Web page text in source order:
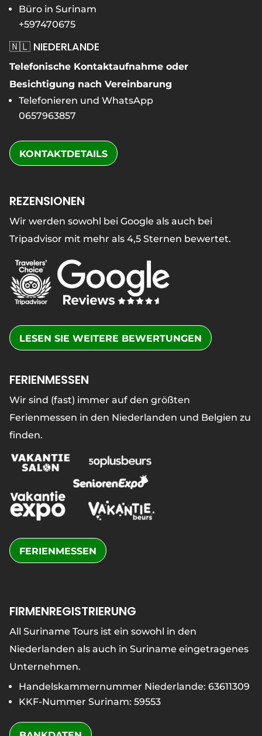
Büro in Surinam
+597470675
🇳🇱 NIEDERLANDE
Telefonische Kontaktaufnahme oder
Besichtigung nach Vereinbarung
Telefonieren und WhatsApp
0657963857
KONTAKTDETAILS
REZENSIONEN
Wir werden sowohl bei Google als auch bei
Tripadvisor mit mehr als 4,5 Sternen bewertet.
LESEN SIE WEITERE BEWERTUNGEN
FERIENMESSEN
Wir sind (fast) immer auf den größten
Ferienmessen in den Niederlanden und Belgien zu
finden.
FERIENMESSEN
FIRMENREGISTRIERUNG
All Suriname Tours ist ein sowohl in den
Niederlanden als auch in Suriname eingetragenes
Unternehmen.
Handelskammernummer Niederlande: 63611309
KKF-Nummer Surinam: 59553